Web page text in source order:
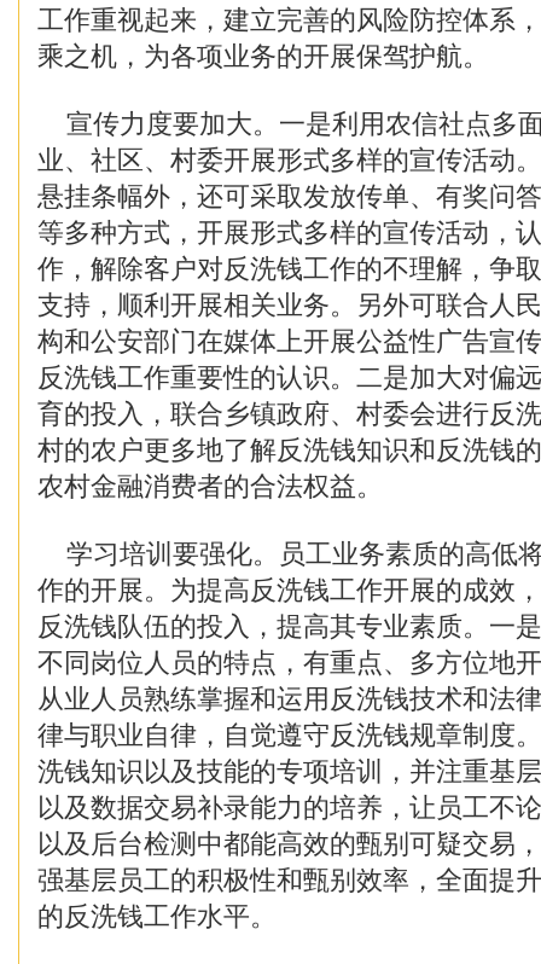
工作重视起来，建立完善的风险防控体系
乘之机，为各项业务的开展保驾护航。
宣传力度要加大。一是利用农信社点多
业、社区、村委开展形式多样的宣传活动
悬挂条幅外，还可采取发放传单、有奖问
等多种方式，开展形式多样的宣传活动，
作，解除客户对反洗钱工作的不理解，争
支持，顺利开展相关业务。另外可联合人
构和公安部门在媒体上开展公益性广告宣
反洗钱工作重要性的认识。二是加大对偏
育的投入，联合乡镇政府、村委会进行反
村的农户更多地了解反洗钱知识和反洗钱
农村金融消费者的合法权益。
学习培训要强化。员工业务素质的高低
作的开展。为提高反洗钱工作开展的成效
反洗钱队伍的投入，提高其专业素质。一
不同岗位人员的特点，有重点、多方位地
从业人员熟练掌握和运用反洗钱技术和法
律与职业自律，自觉遵守反洗钱规章制度
洗钱知识以及技能的专项培训，并注重基
以及数据交易补录能力的培养，让员工不
以及后台检测中都能高效的甄别可疑交易
强基层员工的积极性和甄别效率，全面提
的反洗钱工作水平。